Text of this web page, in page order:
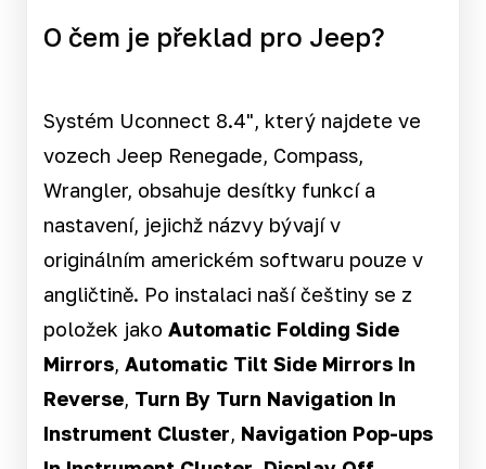
O čem je překlad pro Jeep?
Systém Uconnect 8.4", který najdete ve
vozech Jeep Renegade, Compass,
Wrangler, obsahuje desítky funkcí a
nastavení, jejichž názvy bývají v
originálním americkém softwaru pouze v
angličtině. Po instalaci naší češtiny se z
položek jako Automatic Folding Side
Mirrors, Automatic Tilt Side Mirrors In
Reverse, Turn By Turn Navigation In
Instrument Cluster, Navigation Pop-ups